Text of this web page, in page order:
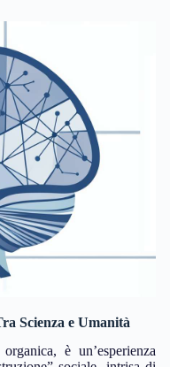
Scienza e Umanità
è un’esperienza